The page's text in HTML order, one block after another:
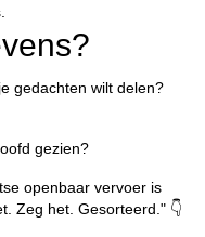
gedachten wilt delen?
gezien?
openbaar vervoer is
Zeg het. Gesorteerd." 👇